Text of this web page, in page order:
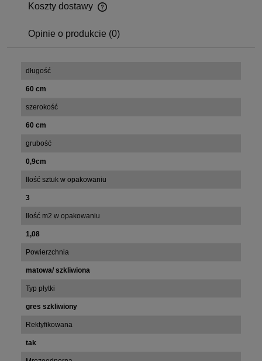
Koszty dostawy
Opinie o produkcie (0)
długość
60 cm
szerokość
60 cm
grubość
0,9cm
Ilość sztuk w opakowaniu
3
Ilość m2 w opakowaniu
1,08
Powierzchnia
matowa/ szkliwiona
Typ płytki
gres szkliwiony
Rektyfikowana
tak